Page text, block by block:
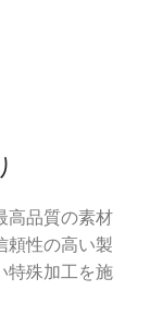
高品質の素材
頼性の高い製
特殊加工を施